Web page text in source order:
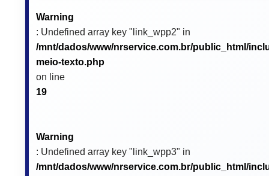
Warning
: Undefined array key "link_wpp2" in
/mnt/dados/www/nrservice.com.br/public_html/
meio-texto.php
on line
19
Warning
: Undefined array key "link_wpp3" in
/mnt/dados/www/nrservice.com.br/public_html/